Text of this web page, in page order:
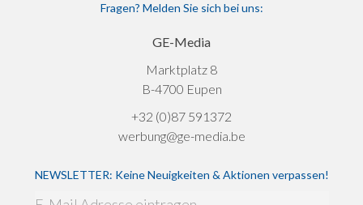
Fragen? Melden Sie sich bei uns:
GE-Media
Marktplatz 8
B-4700 Eupen
+32 (0)87 591372
werbung@ge-media.be
NEWSLETTER: Keine Neuigkeiten & Aktionen verpassen!